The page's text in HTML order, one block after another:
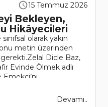
15 Temmuz 2026
Bekleyen,
Hikâyecileri
olarak yakın
metin üzerinden
Dicle Baz,
Evinde Ölmek adlı
Devamı..